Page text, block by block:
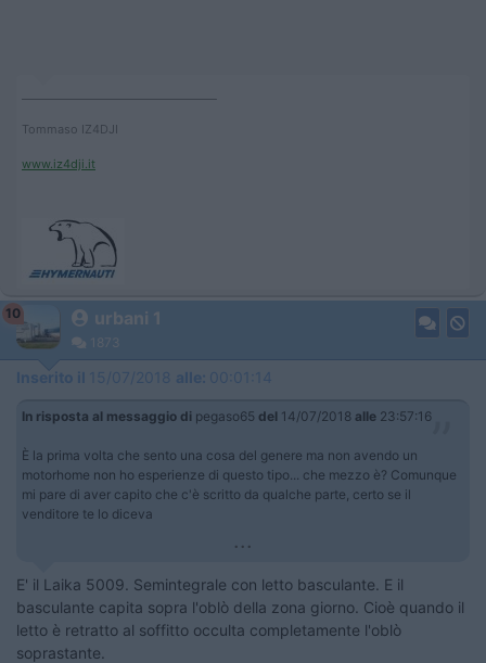
Tommaso IZ4DJI
www.iz4dji.it
10 urbani 1
1873
Inserito il 15/07/2018 alle: 00:01:14
In risposta al messaggio di pegaso65 del 14/07/2018 alle 23:57:16
È la prima volta che sento una cosa del genere ma non avendo un
motorhome non ho esperienze di questo tipo... che mezzo è? Comunque
mi pare di aver capito che c'è scritto da qualche parte, certo se il
venditore te lo diceva
...
E' il Laika 5009. Semintegrale con letto basculante. E il
basculante capita sopra l'oblò della zona giorno. Cioè quando il
letto è retratto al soffitto occulta completamente l'oblò
soprastante.